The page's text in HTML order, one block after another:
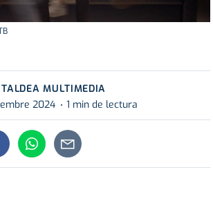
MULTIMEDIA
2024
1 min de lectura